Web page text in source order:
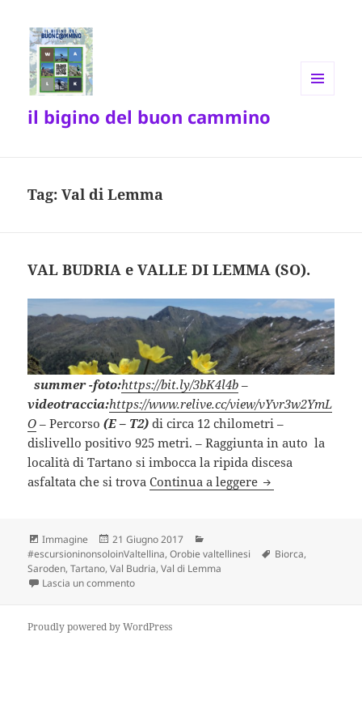
il bigino del buon cammino
Tag:Val di Lemma
VAL BUDRIA e VALLE DI LEMMA (SO).
summer -foto:https://bit.ly/3bK4l4b –
videotraccia:https://www.relive.cc/view/vYvr3w2YmL
O – Percorso (E – T2) di circa 12 chilometri –
dislivello positivo 925 metri. – Raggiunta in auto la
località di Tartano si imbocca la ripida discesa
asfaltata che si trovaContinua a leggere VAL BUDRIA e
Formato
Immagine
Scritto
il
21 Giugno 2017
#escursioninonsoloinValtellina,Orobie valtellinesi Tag
Biorca,
Saroden,Tartano,Val Budria,Val di Lemma
Lascia un commentosu VAL BUDRIA e VALLE DI LEMMA (SO).
Proudly powered by WordPress